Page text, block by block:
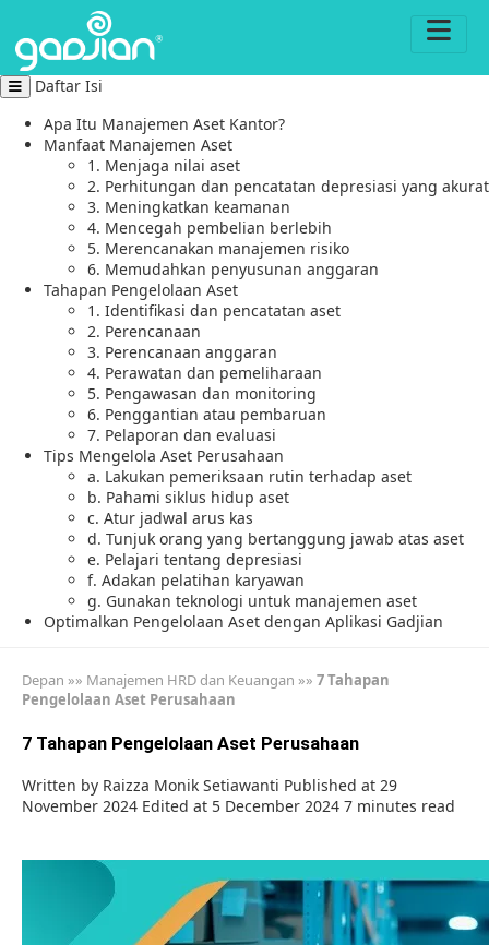
Daftar Isi
Apa Itu Manajemen Aset Kantor?
Manfaat Manajemen Aset
1. Menjaga nilai aset
2. Perhitungan dan pencatatan depresiasi yang akurat
3. Meningkatkan keamanan
4. Mencegah pembelian berlebih
5. Merencanakan manajemen risiko
6. Memudahkan penyusunan anggaran
Tahapan Pengelolaan Aset
1. Identifikasi dan pencatatan aset
2. Perencanaan
3. Perencanaan anggaran
4. Perawatan dan pemeliharaan
5. Pengawasan dan monitoring
6. Penggantian atau pembaruan
7. Pelaporan dan evaluasi
Tips Mengelola Aset Perusahaan
a. Lakukan pemeriksaan rutin terhadap aset
b. Pahami siklus hidup aset
c. Atur jadwal arus kas
d. Tunjuk orang yang bertanggung jawab atas aset
e. Pelajari tentang depresiasi
f. Adakan pelatihan karyawan
g. Gunakan teknologi untuk manajemen aset
Optimalkan Pengelolaan Aset dengan Aplikasi Gadjian
Depan »» Manajemen HRD dan Keuangan »» 7 Tahapan
Pengelolaan Aset Perusahaan
7 Tahapan Pengelolaan Aset Perusahaan
Written by Raizza Monik Setiawanti Published at 29
November 2024 Edited at 5 December 2024 7 minutes read